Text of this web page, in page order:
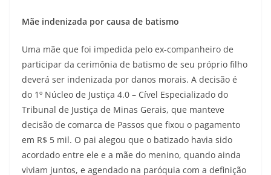
Mãe indenizada por causa de batismo
Uma mãe que foi impedida pelo ex-companheiro de
participar da cerimônia de batismo de seu próprio filho
deverá ser indenizada por danos morais. A decisão é
do 1º Núcleo de Justiça 4.0 – Cível Especializado do
Tribunal de Justiça de Minas Gerais, que manteve
decisão de comarca de Passos que fixou o pagamento
em R$ 5 mil. O pai alegou que o batizado havia sido
acordado entre ele e a mãe do menino, quando ainda
viviam juntos, e agendado na paróquia com a definição